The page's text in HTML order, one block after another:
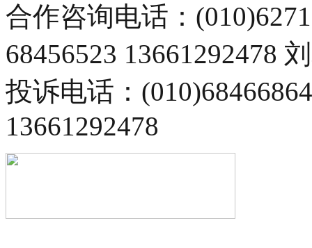
合作咨询电话：
68456523 13661292478
投诉电话：
13661292478